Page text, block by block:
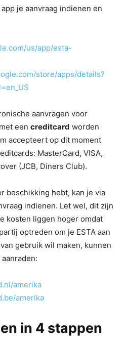
je aanvraag indienen en
us/app/esta-
store/apps/details?
aanvragen voor
een creditcard worden
accepteert op dit moment
MasterCard, VISA,
(JCB, Diners Club).
beschikking hebt, kan je via
indienen. Let wel, dit zijn
kosten liggen hoger omdat
optreden om je ESTA aan
gebruik wil maken, kunnen
amerika
amerika
in 4 stappen